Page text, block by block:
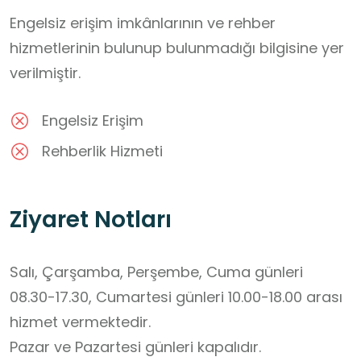
Engelsiz erişim imkânlarının ve rehber
hizmetlerinin bulunup bulunmadığı bilgisine yer
verilmiştir.
Engelsiz Erişim
Rehberlik Hizmeti
Ziyaret Notları
Salı, Çarşamba, Perşembe, Cuma günleri
08.30-17.30, Cumartesi günleri 10.00-18.00 arası
hizmet vermektedir.
Pazar ve Pazartesi günleri kapalıdır.